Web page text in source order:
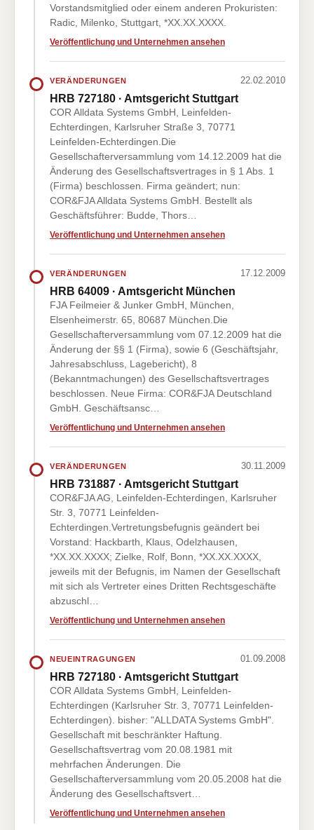
Vorstandsmitglied oder einem anderen Prokuristen:
Radic, Milenko, Stuttgart, *XX.XX.XXXX.
Veröffentlichung und Unternehmen ansehen
VERÄNDERUNGEN 22.02.2010
HRB 727180 · Amtsgericht Stuttgart
COR Alldata Systems GmbH, Leinfelden-
Echterdingen, Karlsruher Straße 3, 70771
Leinfelden-Echterdingen.Die
Gesellschafterversammlung vom 14.12.2009 hat die
Änderung des Gesellschaftsvertrages in § 1 Abs. 1
(Firma) beschlossen. Firma geändert; nun:
COR&FJA Alldata Systems GmbH. Bestellt als
Geschäftsführer: Budde, Thors…
Veröffentlichung und Unternehmen ansehen
VERÄNDERUNGEN 17.12.2009
HRB 64009 · Amtsgericht München
FJA Feilmeier & Junker GmbH, München,
Elsenheimerstr. 65, 80687 München.Die
Gesellschafterversammlung vom 07.12.2009 hat die
Änderung der §§ 1 (Firma), sowie 6 (Geschäftsjahr,
Jahresabschluss, Lagebericht), 8
(Bekanntmachungen) des Gesellschaftsvertrages
beschlossen. Neue Firma: COR&FJA Deutschland
GmbH. Geschäftsansc…
Veröffentlichung und Unternehmen ansehen
VERÄNDERUNGEN 30.11.2009
HRB 731887 · Amtsgericht Stuttgart
COR&FJA AG, Leinfelden-Echterdingen, Karlsruher
Str. 3, 70771 Leinfelden-
Echterdingen.Vertretungsbefugnis geändert bei
Vorstand: Hackbarth, Klaus, Odelzhausen,
*XX.XX.XXXX; Zielke, Rolf, Bonn, *XX.XX.XXXX,
jeweils mit der Befugnis, im Namen der Gesellschaft
mit sich als Vertreter eines Dritten Rechtsgeschäfte
abzuschl…
Veröffentlichung und Unternehmen ansehen
NEUEINTRAGUNGEN 01.09.2008
HRB 727180 · Amtsgericht Stuttgart
COR Alldata Systems GmbH, Leinfelden-
Echterdingen (Karlsruher Str. 3, 70771 Leinfelden-
Echterdingen). bisher: "ALLDATA Systems GmbH".
Gesellschaft mit beschränkter Haftung.
Gesellschaftsvertrag vom 20.08.1981 mit
mehrfachen Änderungen. Die
Gesellschafterversammlung vom 20.05.2008 hat die
Änderung des Gesellschaftsvert…
Veröffentlichung und Unternehmen ansehen